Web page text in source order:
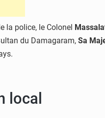
la police, le Colonel
du Damagaram, Sa
local